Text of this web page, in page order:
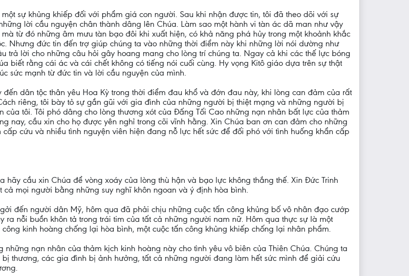
sự khủng khiếp đối với phẩm giá con người. Sau khi nhận được tin, tôi đã theo dõi với sự
lời cầu nguyện chân thành dâng lên Chúa. Làm sao một hành vi tàn ác dã man như vậy
từ đó những âm mưu tàn bạo đôi khi xuất hiện, có khả năng phá hủy trong một khoảnh khắc
Nhưng đức tin đến trợ giúp chúng ta vào những thời điểm này khi những lời nói dường như
trả lời cho những câu hỏi gây hoang mang cho lòng trí chúng ta. Ngay cả khi các thế lực bóng
biết rằng cái ác và cái chết không có tiếng nói cuối cùng. Hy vọng Kitô giáo dựa trên sự thật
sức mạnh từ đức tin và lời cầu nguyện của mình.
dân tộc thân yêu Hoa Kỳ trong thời điểm đau khổ và đớn đau này, khi lòng can đảm của rất
riêng, tôi bày tỏ sự gần gũi với gia đình của những người bị thiệt mạng và những người bị
tôi. Tôi phó dâng cho lòng thương xót của Đấng Tối Cao những nạn nhân bất lực của thảm
nay, cầu xin cho họ được yên nghỉ trong cõi vĩnh hằng. Xin Chúa ban ơn can đảm cho những
cứu và nhiều tình nguyện viên hiện đang nỗ lực hết sức để đối phó với tình huống khẩn cấp
hãy cầu xin Chúa để vòng xoáy của lòng thù hận và bạo lực không thắng thế. Xin Đức Trinh
mọi người bằng những suy nghĩ khôn ngoan và ý định hòa bình.
đến người dân Mỹ, hôm qua đã phải chịu những cuộc tấn công khủng bố vô nhân đạo cướp
nỗi buồn khôn tả trong trái tim của tất cả những người nam nữ. Hôm qua thực sự là một
kinh hoàng chống lại hòa bình, một cuộc tấn công khủng khiếp chống lại nhân phẩm.
nạn nhân của thảm kịch kinh hoàng này cho tình yêu vô biên của Thiên Chúa. Chúng ta
thương, các gia đình bị ảnh hưởng, tất cả những người đang làm hết sức mình để giải cứu